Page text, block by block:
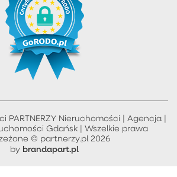
PARTNERZY Nieruchomości | Agencja |
Gdańsk | Wszelkie prawa
© partnerzy.pl 2026
by brandapart.pl